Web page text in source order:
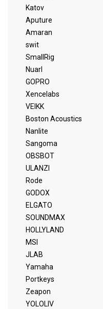
Katov
Aputure
Amaran
swit
SmallRig
Nuarl
GOPRO
Xencelabs
VEIKK
Boston Acoustics
Nanlite
Sangoma
OBSBOT
ULANZI
Rode
GODOX
ELGATO
SOUNDMAX
HOLLYLAND
MSI
JLAB
Yamaha
Portkeys
Zeapon
YOLOLIV